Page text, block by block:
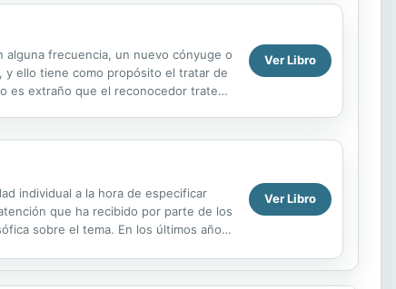
alguna frecuencia, un nuevo cónyuge o
y ello tiene como propósito el tratar de
es extraño que el reconocedor trate
Ver Libro
individual a la hora de especificar
que ha recibido por parte de los
sobre el tema. En los últimos años
Ver Libro